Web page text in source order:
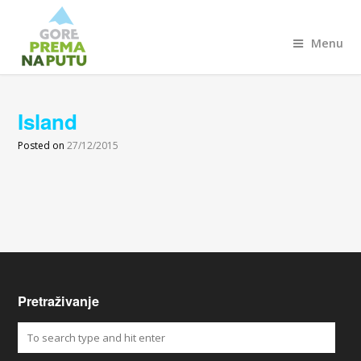
Menu
Island
Posted on27/12/2015
Pretraživanje